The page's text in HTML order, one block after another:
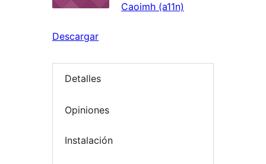
Caoimh (a11n)
Descargar
Detalles
Opiniones
Instalación